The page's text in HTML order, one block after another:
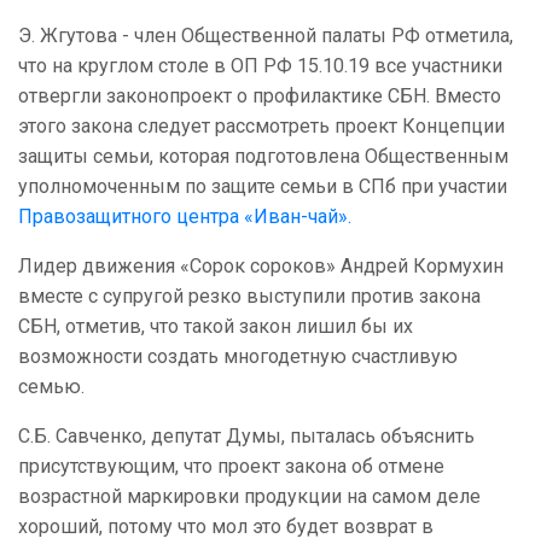
Э. Жгутова - член Общественной палаты РФ отметила,
что на круглом столе в ОП РФ 15.10.19 все участники
отвергли законопроект о профилактике СБН. Вместо
этого закона следует рассмотреть проект Концепции
защиты семьи, которая подготовлена Общественным
уполномоченным по защите семьи в СПб при участии
Правозащитного центра «Иван-чай».
Лидер движения «Сорок сороков» Андрей Кормухин
вместе с супругой резко выступили против закона
СБН, отметив, что такой закон лишил бы их
возможности создать многодетную счастливую
семью.
С.Б. Савченко, депутат Думы, пыталась объяснить
присутствующим, что проект закона об отмене
возрастной маркировки продукции на самом деле
хороший, потому что мол это будет возврат в